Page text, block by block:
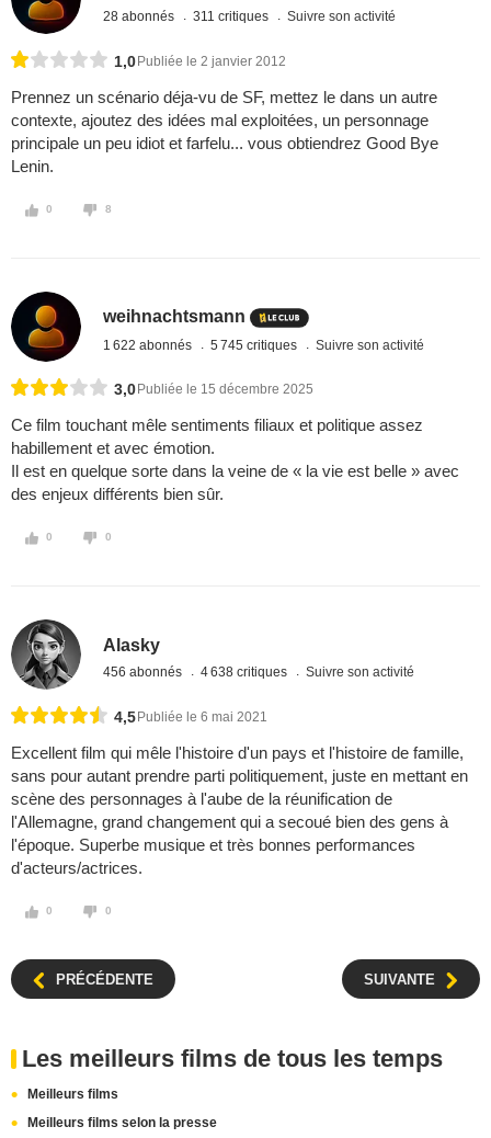
28 abonnés 311 critiques Suivre son activité
1,0 Publiée le 2 janvier 2012
Prennez un scénario déja-vu de SF, mettez le dans un autre
contexte, ajoutez des idées mal exploitées, un personnage
principale un peu idiot et farfelu... vous obtiendrez Good Bye
Lenin.
0 8
weihnachtsmann
1 622 abonnés 5 745 critiques Suivre son activité
3,0 Publiée le 15 décembre 2025
Ce film touchant mêle sentiments filiaux et politique assez
habillement et avec émotion.
Il est en quelque sorte dans la veine de « la vie est belle » avec
des enjeux différents bien sûr.
0 0
Alasky
456 abonnés 4 638 critiques Suivre son activité
4,5 Publiée le 6 mai 2021
Excellent film qui mêle l'histoire d'un pays et l'histoire de famille,
sans pour autant prendre parti politiquement, juste en mettant en
scène des personnages à l'aube de la réunification de
l'Allemagne, grand changement qui a secoué bien des gens à
l'époque. Superbe musique et très bonnes performances
d'acteurs/actrices.
0 0
PRÉCÉDENTE SUIVANTE
Les meilleurs films de tous les temps
Meilleurs films
Meilleurs films selon la presse